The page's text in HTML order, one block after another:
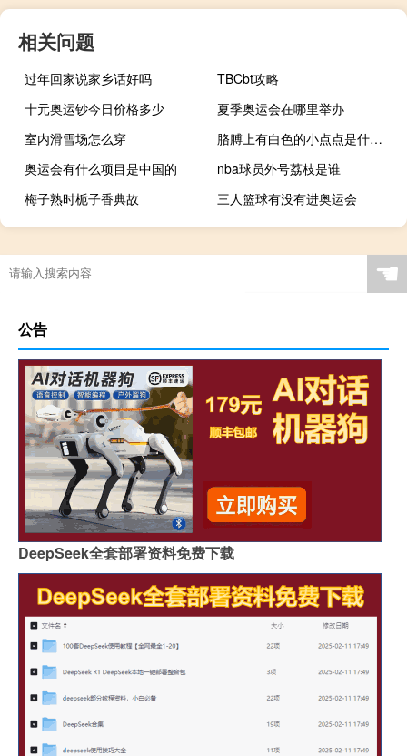
相关问题
过年回家说家乡话好吗
TBCbt攻略
十元奥运钞今日价格多少
夏季奥运会在哪里举办
室内滑雪场怎么穿
胳膊上有白色的小点点是什么原因（胳膊上有白色的小点点是怎么回事）
奥运会有什么项目是中国的
nba球员外号荔枝是谁
梅子熟时栀子香典故
三人篮球有没有进奥运会
☚
公告
DeepSeek全套部署资料免费下载